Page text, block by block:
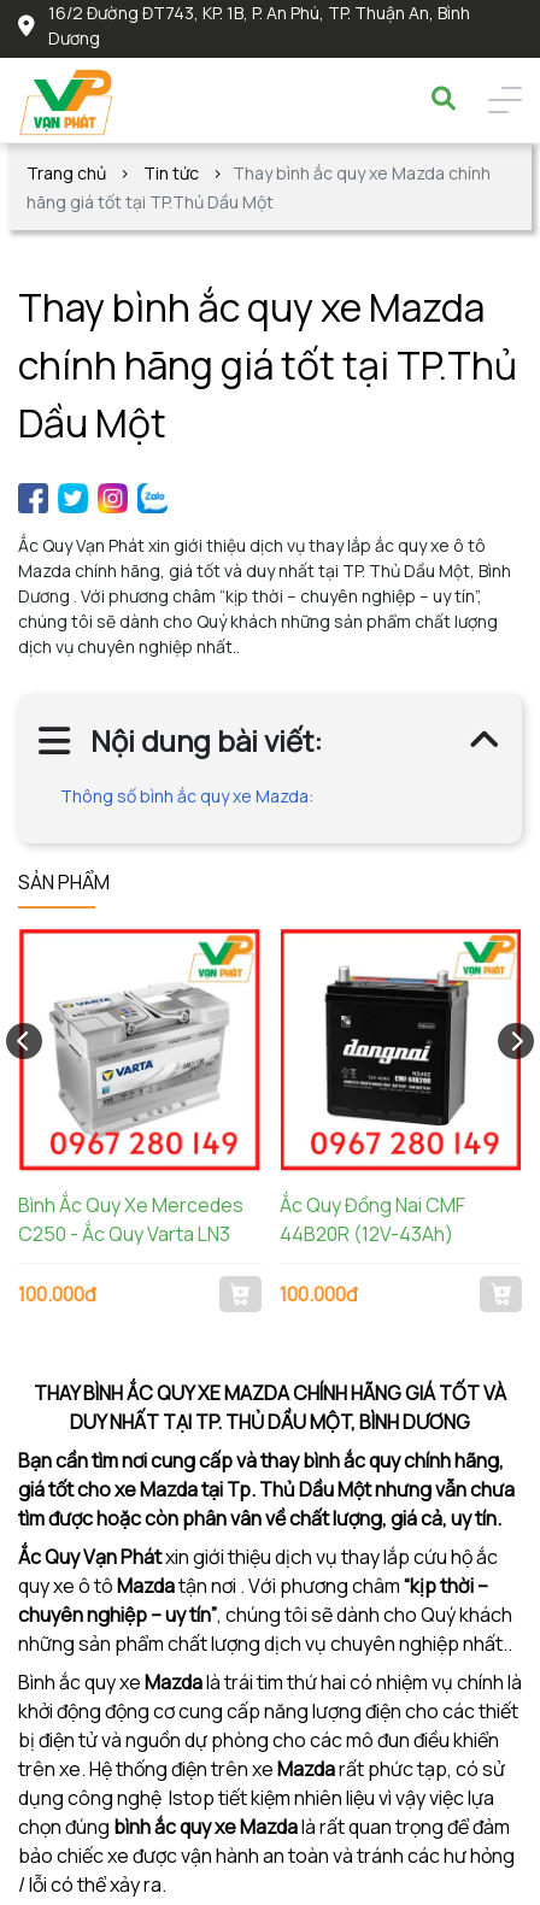
16/2 Đường ĐT743, KP. 1B, P. An Phú, TP. Thuận An, Bình
Dương
Trang chủ Tin tức
Thay bình ắc quy xe Mazda chính
hãng giá tốt tại TP.Thủ Dầu Một
Thay bình ắc quy xe Mazda
chính hãng giá tốt tại TP.Thủ
Dầu Một
Ắc Quy Vạn Phát xin giới thiệu dịch vụ thay lắp ắc quy xe ô tô
Mazda chính hãng, giá tốt và duy nhất tại TP. Thủ Dầu Một, Bình
Dương . Với phương châm “kịp thời – chuyên nghiệp – uy tín”,
chúng tôi sẽ dành cho Quý khách những sản phẩm chất lượng
dịch vụ chuyên nghiệp nhất..
Nội dung bài viết:
Thông số bình ắc quy xe Mazda:
SẢN PHẨM
Bình Ắc Quy Xe Mercedes
C250 - Ắc Quy Varta LN3
100.000đ
Ắc Quy Đồng Nai CMF
44B20R (12V-43Ah)
100.000đ
THAY BÌNH ẮC QUY XE MAZDA CHÍNH HÃNG GIÁ TỐT VÀ
DUY NHẤT TẠI TP. THỦ DẦU MỘT, BÌNH DƯƠNG
Bạn cần tìm nơi cung cấp và thay bình ắc quy chính hãng,
giá tốt cho xe Mazda tại Tp. Thủ Dầu Một nhưng vẫn chưa
tìm được hoặc còn phân vân về chất lượng, giá cả, uy tín.
Ắc Quy Vạn Phátxin giới thiệu dịch vụ thay lắp cứu hộ ắc
quy xe ô tôMazdatận nơi . Với phương châm“kịp thời –
chuyên nghiệp – uy tín”, chúng tôi sẽ dành cho Quý khách
những sản phẩm chất lượng dịch vụ chuyên nghiệp nhất..
Bình ắc quy xeMazdalà trái tim thứ hai có nhiệm vụ chính là
khởi động động cơ cung cấp năng lượng điện cho các thiết
bị điện tử và nguồn dự phòng cho các mô đun điều khiển
trên xe. Hệ thống điện trên xeMazdarất phức tạp, có sử
dụng công nghệ Istop tiết kiệm nhiên liệu vì vậy việc lựa
chọn đúng bình ắc quy xeMazdalà rất quan trọng để đảm
bảo chiếc xe được vận hành an toàn và tránh các hư hỏng
/ lỗi có thể xảy ra.